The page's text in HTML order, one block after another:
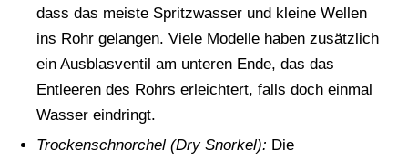
dass das meiste Spritzwasser und kleine Wellen
ins Rohr gelangen. Viele Modelle haben zusätzlich
ein Ausblasventil am unteren Ende, das das
Entleeren des Rohrs erleichtert, falls doch einmal
Wasser eindringt.
Trockenschnorchel (Dry Snorkel): Die